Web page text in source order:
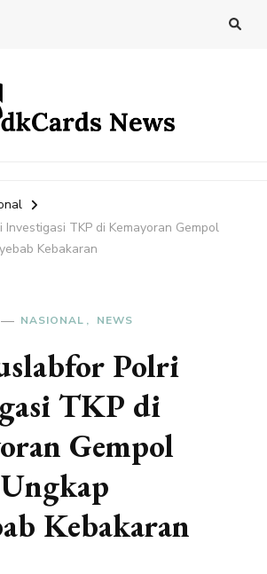
TKP di Kemayoran Gempol
Kebakaran
NASIONAL NEWS
Polri
TKP di
Gempol
Kebakaran